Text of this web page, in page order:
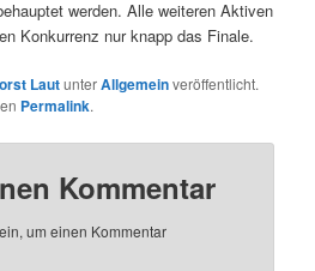
werden. Alle weiteren Aktiven
Konkurrenz nur knapp das Finale.
LautunterAllgemeinveröffentlicht.
Permalink.
Kommentar
um einen Kommentar